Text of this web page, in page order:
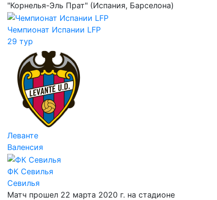
"Корнелья-Эль Прат" (Испания, Барселона)
Чемпионат Испании LFP
29 тур
Леванте
Валенсия
ФК Севилья
Севилья
Матч прошел 22 марта 2020 г. на стадионе